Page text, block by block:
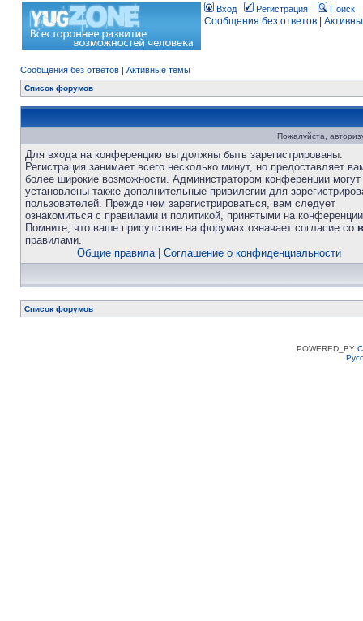
Вход Регистрация Поиск
Сообщения без ответов
Сообщения без ответов | Активные темы
Список форумов
Пожалуйста,
Для входа на конференцию вы должны быть зарегистрированы.
Регистрация занимает всего несколько минут, но предоставляет
более широкие возможности. Администратором конференции
установлены также дополнительные привилегии для
пользователей. Прежде чем зарегистрироваться, вам следует
ознакомиться с правилами и политикой, принятыми на
Помните, что ваше присутствие на форумах означает согласие со
правилами.
Общие правила| Соглашение о конфиденциальности
Список форумов
POWERED_BY